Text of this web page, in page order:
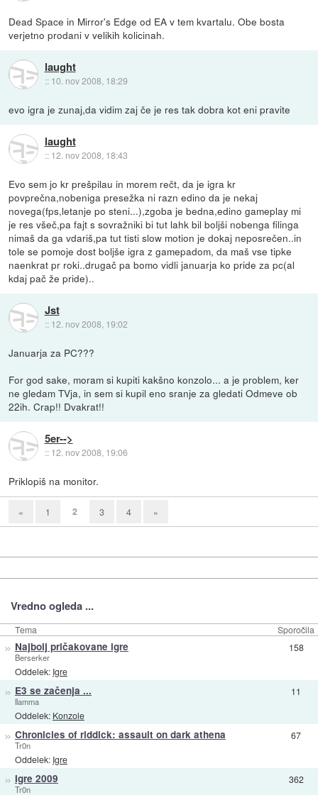
Dead Space in Mirror's Edge od EA v tem kvartalu. Obe bosta
verjetno prodani v velikih kolicinah.
laught
:: 10. nov 2008, 18:29
evo igra je zunaj,da vidim zaj če je res tak dobra kot eni pravite
laught
:: 12. nov 2008, 18:43
Evo sem jo kr prešpilau in morem rečt, da je igra kr
povprečna,nobeniga presežka ni razn edino da je nekaj
novega(fps,letanje po steni...),zgoba je bedna,edino gameplay mi
je res všeč,pa fajt s sovražniki bi tut lahk bil boljši nobenga filinga
nimaš da ga vdariš,pa tut tisti slow motion je dokaj neposrečen..in
tole se pomoje dost boljše igra z gamepadom, da maš vse tipke
naenkrat pr roki..drugač pa bomo vidli januarja ko pride za pc(al
kdaj pač že pride)..
Jst
:: 12. nov 2008, 19:02
Januarja za PC???
For god sake, moram si kupiti kakšno konzolo... a je problem, ker
ne gledam TVja, in sem si kupil eno sranje za gledati Odmeve ob
22ih. Crap!! Dvakrat!!
5er-->
:: 12. nov 2008, 19:06
Priklopiš na monitor.
« 1 2 3 4 »
Vredno ogleda ...
Tema Sporočila
» Najbolj pričakovane igre
Berserker
Oddelek: Igre
158
» E3 se začenja ...
llamma
Oddelek: Konzole
11
» Chronicles of riddick: assault on dark athena
Tr0n
Oddelek: Igre
67
» Igre 2009
Tr0n
362